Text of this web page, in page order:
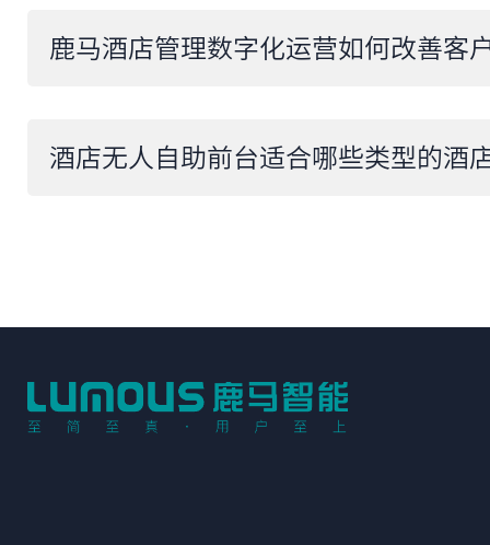
鹿马酒店管理数字化运营如何改善客
酒店无人自助前台适合哪些类型的酒